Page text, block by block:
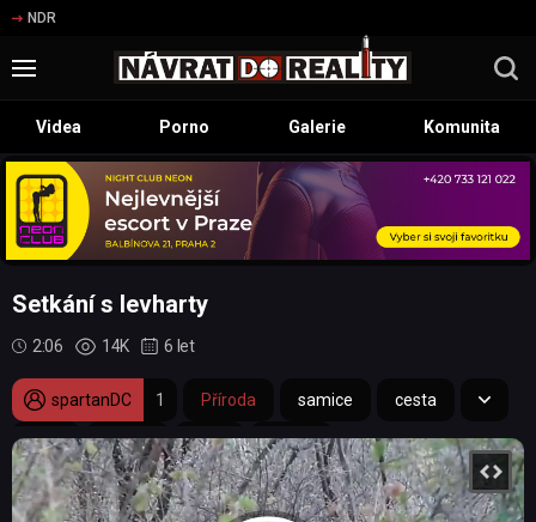
NDR
Videa Porno Galerie Komunita
Setkání s levharty
2:06 14K 6 let
spartanDC 1 Příroda samice cesta
JAR šelma park mládě
Krugerův národní park